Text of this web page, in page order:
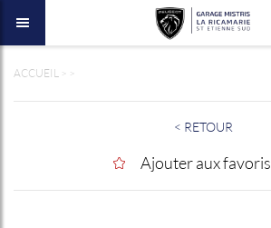
ACCUEIL
< RETOUR
Ajouter aux favoris